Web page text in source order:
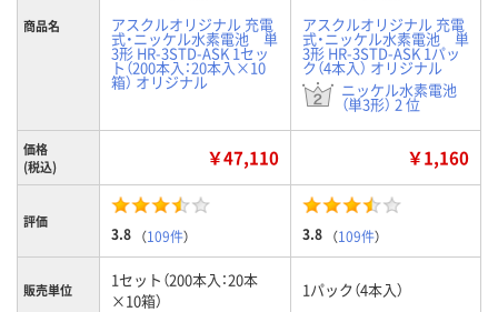
商品名 アスクルオリジナル 充電
式・ニッケル水素電池 単
3形 HR-3STD-ASK 1セッ
ト（200本入：20本入×10
箱） オリジナル
アスクルオリジナル 充電
式・ニッケル水素電池 単
3形 HR-3STD-ASK 1パッ
ク（4本入） オリジナル
ニッケル水素電池
（単3形） 2 位
価格
(税込)
￥47,110 ￥1,160
評価
3.8 （109件） 3.8 （109件）
販売単位
1セット（200本入：20本
×10箱）
1パック（4本入）